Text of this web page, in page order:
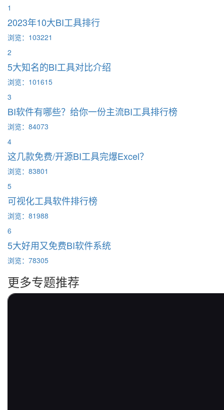
1
2023年10大BI工具排行
浏览：103221
2
5大知名的BI工具对比介绍
浏览：101615
3
BI软件有哪些？给你一份主流BI工具排行榜
浏览：84073
4
这几款免费/开源BI工具完爆Excel？
浏览：83801
5
可视化工具软件排行榜
浏览：81988
6
5大好用又免费BI软件系统
浏览：78305
更多专题推荐